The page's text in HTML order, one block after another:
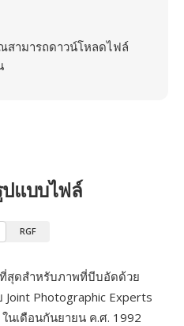
ามารถดาวน์โหลดไฟล์
ปแบบไฟล์
RGF
สุดสำหรับภาพที่บีบอัดด้วย
Joint Photographic Experts
นเดือนกันยายน ค.ศ. 1992